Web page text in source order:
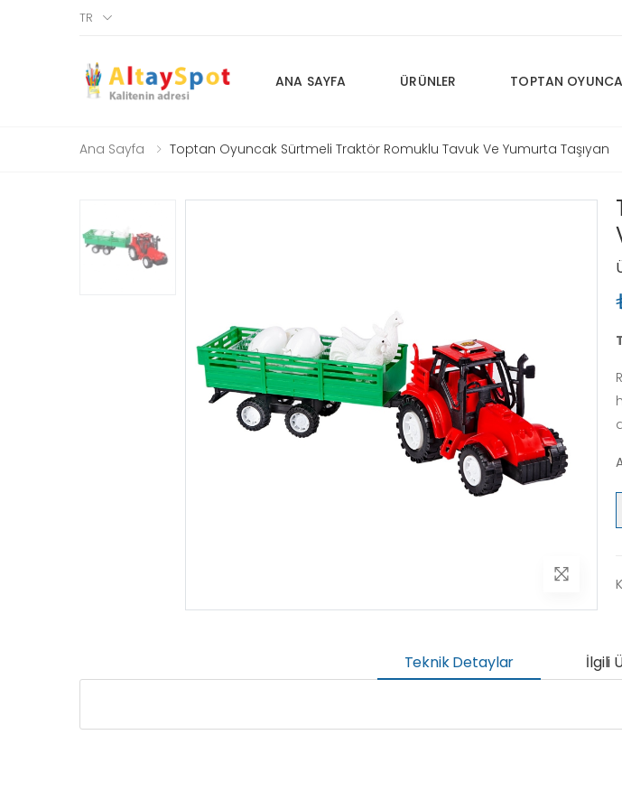
TR
ANA SAYFA ÜRÜNLER TOPTAN
Ana Sayfa Toptan Oyuncak Sürtmeli Traktör Romuklu Tavuk Ve Yumurta Taşıyan
Teknik Detaylar İlgili